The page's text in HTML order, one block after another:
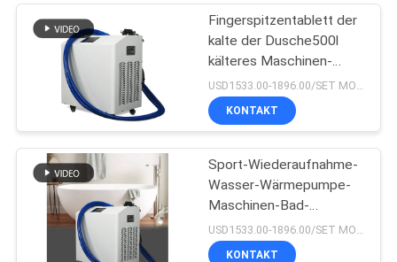
Fingerspitzentablett der
kalte der Dusche500l
kälteres Maschinen-
220V
KONTAKT
Sport-Wiederaufnahme-
Wasser-Wärmepumpe-
Maschinen-Bad-
Badekurort AC127V
KONTAKT